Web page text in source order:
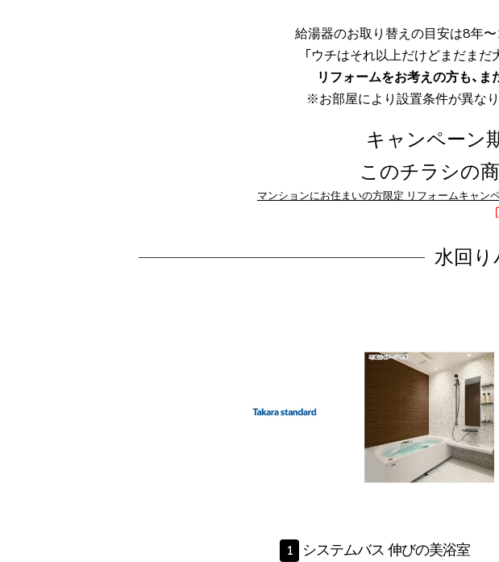
給湯器のお取り替えの目安は8年
「ウチはそれ以上だけどまだまだ
リフォームをお考えの方も、ま
※お部屋により設置条件が異な
キャンペーン
このチラシの
マンションにお住まいの方限定 リフォームキャンペ
水回り
1 システムバス 伸びの美浴室